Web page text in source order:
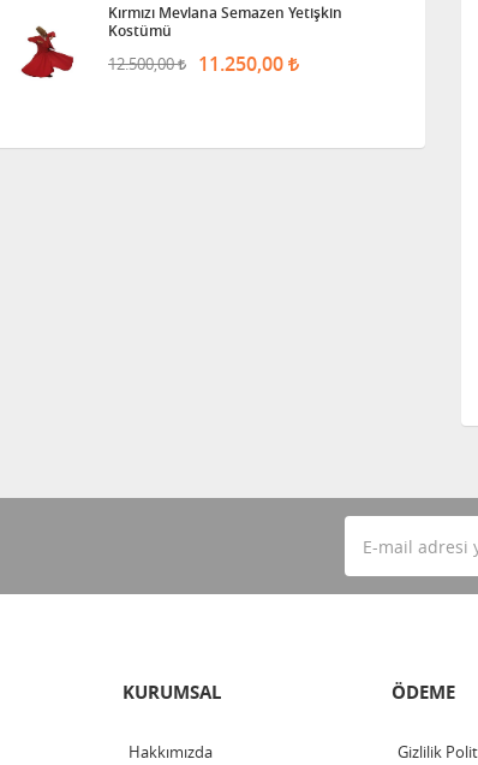
Kırmızı Mevlana Semazen Yetişkin
Kostümü
12.500,00 11.250,00
KURUMSAL
Hakkımızda
ÖDEME
Gizlilik